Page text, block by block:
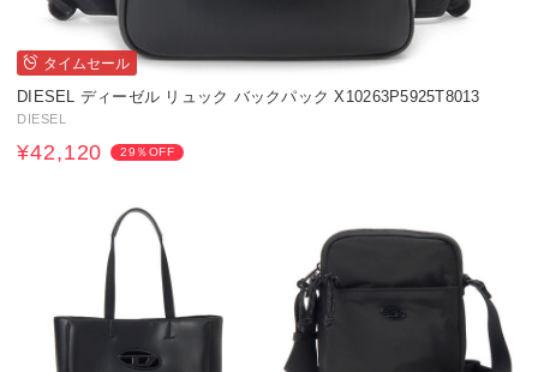
タイムセール
DIESEL ディーゼル リュック バックパック X10263P5925T8013
DIESEL
¥42,120 29％OFF